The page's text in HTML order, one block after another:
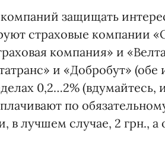
защищать
страховые компании
компания» и
и «Добробут» (обе
0,2…2%
по
в лучшем случае, 2 грн.,